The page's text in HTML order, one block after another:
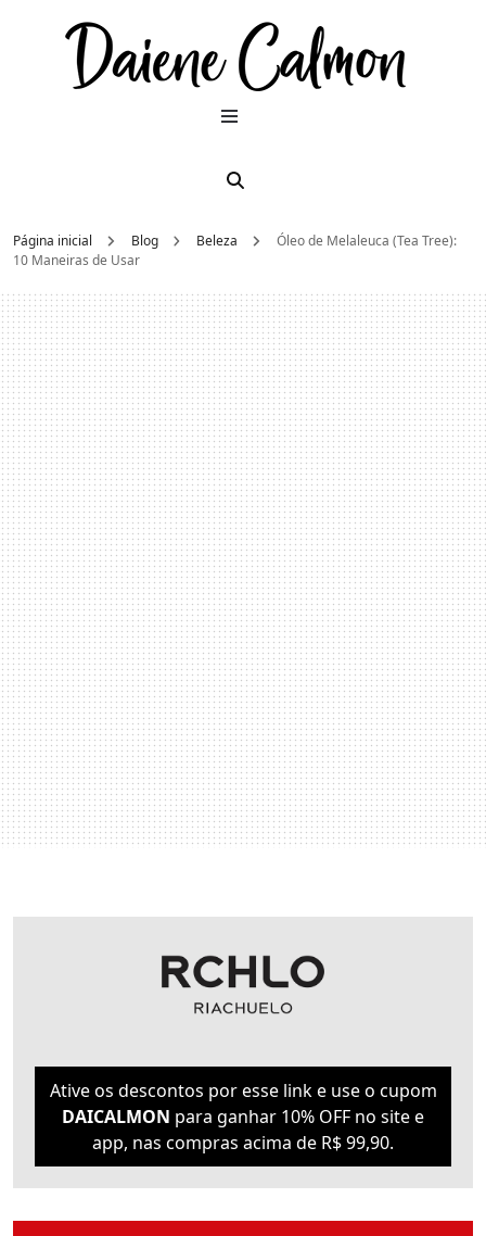
Página inicial Blog Beleza
Óleo de Melaleuca (Tea Tree):
10 Maneiras de Usar
Ative os descontos por esse link e use o cupom
DAICALMON para ganhar 10% OFF no site e
app, nas compras acima de R$ 99,90.